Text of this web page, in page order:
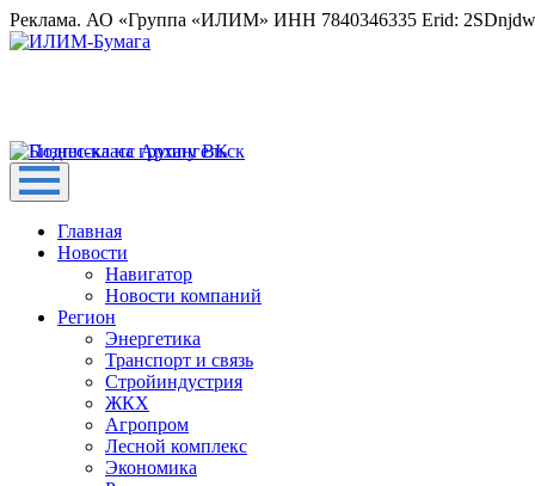
Реклама. АО «Группа «ИЛИМ» ИНН 7840346335 Erid:
Главная
Новости
Навигатор
Новости компаний
Регион
Энергетика
Транспорт и связь
Стройиндустрия
ЖКХ
Агропром
Лесной комплекс
Экономика